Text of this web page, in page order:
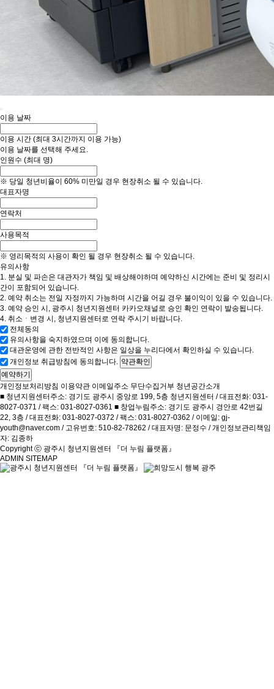
이용 날짜
이용 시간 (최대 3시간까지 이용 가능)
이용 날짜를 선택해 주세요.
인원수 (최대 명)
※ 당일 청년비율이 60% 미만일 경우 현장취소 될 수 있습니다.
대표자명
연락처
사용목적
※ 영리목적의 사용이 확인 될 경우 현장취소 될 수 있습니다.
유의사항
1. 분실 및 파손은 대관자가 책임 및 배상해야하며 예약하신 시간에는 준비 및 정리시
간이 포함되어 있습니다.
2. 예약 취소는 전일 자정까지 가능하며 시간을 어길 경우 불이익이 있을 수 있습니다.
3. 예약 승인 시, 광주시 청년지원센터 카카오채널로 승인 확인 연락이 발송됩니다.
4. 취소ㆍ변경 시, 청년지원센터로 연락 주시기 바랍니다.
전체동의
유의사항을 숙지하였으며 이에 동의합니다.
대관운영에 관한 전반적인 사항은 일상을 누리다에서 확인하실 수 있습니다.
개인정보 취급방침에 동의합니다. 약관확인
예약하기
개인정보처리방침 이용약관 이메일주소 무단수집거부 청년공간소개
■ 청년지원센터주소: 경기도 광주시 중앙로 199, 5층 청년지원센터 / 대표전화: 031-
8027-0371 / 팩스: 031-8027-0361 ■ 창업누림주소: 경기도 광주시 경안로 42번길
22, 3층 / 대표전화: 031-8027-0372 / 팩스: 031-8027-0362 / 이메일: gj-
youth@naver.com / 고유번호: 510-82-78262 / 대표자명: 문정수 / 개인정보관리책임
자: 김종하
Copyright ⓒ 광주시 청년지원센터 『더 누림 플랫폼』
ADMIN SITEMAP